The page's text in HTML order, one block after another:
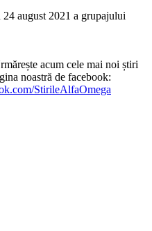
august 2021 a grupajului
acum cele mai noi știri
noastră de facebook:
StirileAlfaOmega